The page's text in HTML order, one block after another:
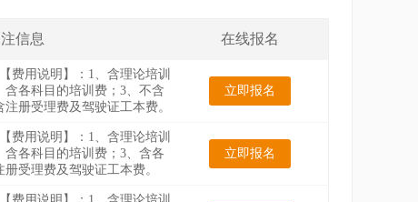
信息 在线报名
费用说明】：1、含理论培训
各科目的培训费；3、不含
册受理费及驾驶证工本费。
立即报名
费用说明】：1、含理论培训
各科目的培训费；3、含各
受理费及驾驶证工本费。
立即报名